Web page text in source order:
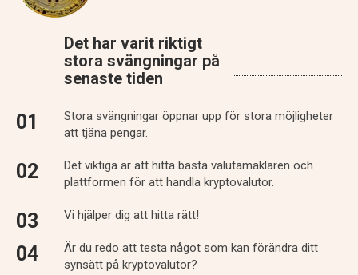
Det har varit riktigt
stora svängningar på
senaste tiden
Stora svängningar öppnar upp för stora möjligheter
att tjäna pengar.
Det viktiga är att hitta bästa valutamäklaren och
plattformen för att handla kryptovalutor.
Vi hjälper dig att hitta rätt!
Är du redo att testa något som kan förändra ditt
synsätt på kryptovalutor?